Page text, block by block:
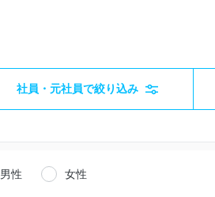
社員・元社員で絞り込み
男性 女性